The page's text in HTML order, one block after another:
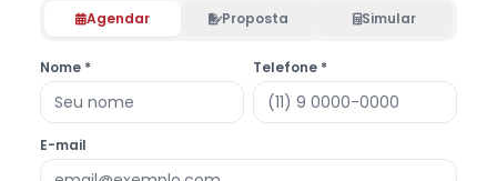
Agendar Proposta Simular
Nome * Telefone *
E-mail